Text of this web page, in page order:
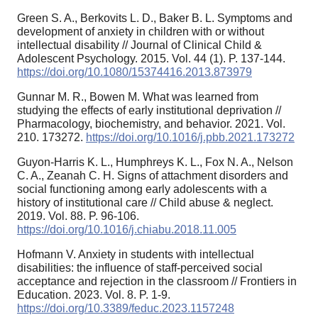
Green S. A., Berkovits L. D., Baker B. L. Symptoms and
development of anxiety in children with or without
intellectual disability // Journal of Clinical Child &
Adolescent Psychology. 2015. Vol. 44 (1). P. 137-144.
https://doi.org/10.1080/15374416.2013.873979
Gunnar M. R., Bowen M. What was learned from
studying the effects of early institutional deprivation //
Pharmacology, biochemistry, and behavior. 2021. Vol.
210. 173272. https://doi.org/10.1016/j.pbb.2021.173272
Guyon-Harris K. L., Humphreys K. L., Fox N. A., Nelson
C. A., Zeanah C. H. Signs of attachment disorders and
social functioning among early adolescents with a
history of institutional care // Child abuse & neglect.
2019. Vol. 88. P. 96-106.
https://doi.org/10.1016/j.chiabu.2018.11.005
Hofmann V. Anxiety in students with intellectual
disabilities: the influence of staff-perceived social
acceptance and rejection in the classroom // Frontiers in
Education. 2023. Vol. 8. P. 1-9.
https://doi.org/10.3389/feduc.2023.1157248